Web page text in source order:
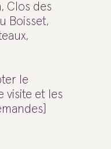
Clos des
Boisset,
le
visite et les